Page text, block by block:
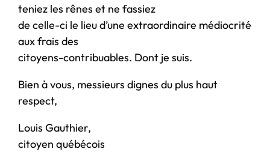
teniez les rênes et ne fassiez
de celle-ci le lieu d’une extraordinaire médiocrité
aux frais des
citoyens-contribuables. Dont je suis.
Bien à vous, messieurs dignes du plus haut
respect,
Louis Gauthier,
citoyen québécois